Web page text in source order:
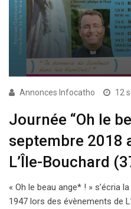
Annonces Infocatho 12
Journée “Oh le
septembre 2018
L’Île-Bouchard
« Oh le beau ange* ! » s’écria
1947 lors des évènements de